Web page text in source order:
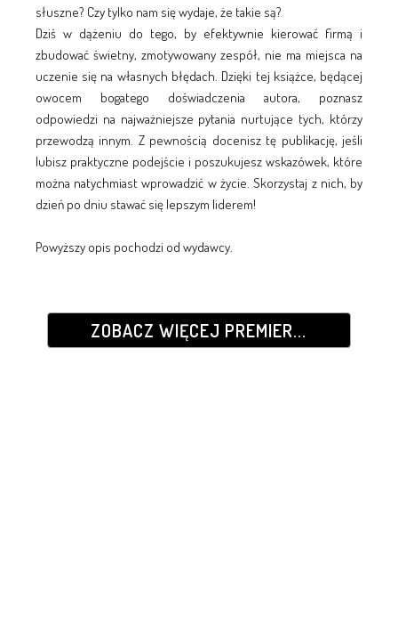
słuszne? Czy tylko nam się wydaje, że takie są?
Dziś w dążeniu do tego, by efektywnie kierować firmą i
zbudować świetny, zmotywowany zespół, nie ma miejsca na
uczenie się na własnych błędach. Dzięki tej książce, będącej
owocem bogatego doświadczenia autora, poznasz
odpowiedzi na najważniejsze pytania nurtujące tych, którzy
przewodzą innym. Z pewnością docenisz tę publikację, jeśli
lubisz praktyczne podejście i poszukujesz wskazówek, które
można natychmiast wprowadzić w życie. Skorzystaj z nich, by
dzień po dniu stawać się lepszym liderem!
Powyższy opis pochodzi od wydawcy.
ZOBACZ WIĘCEJ PREMIER...